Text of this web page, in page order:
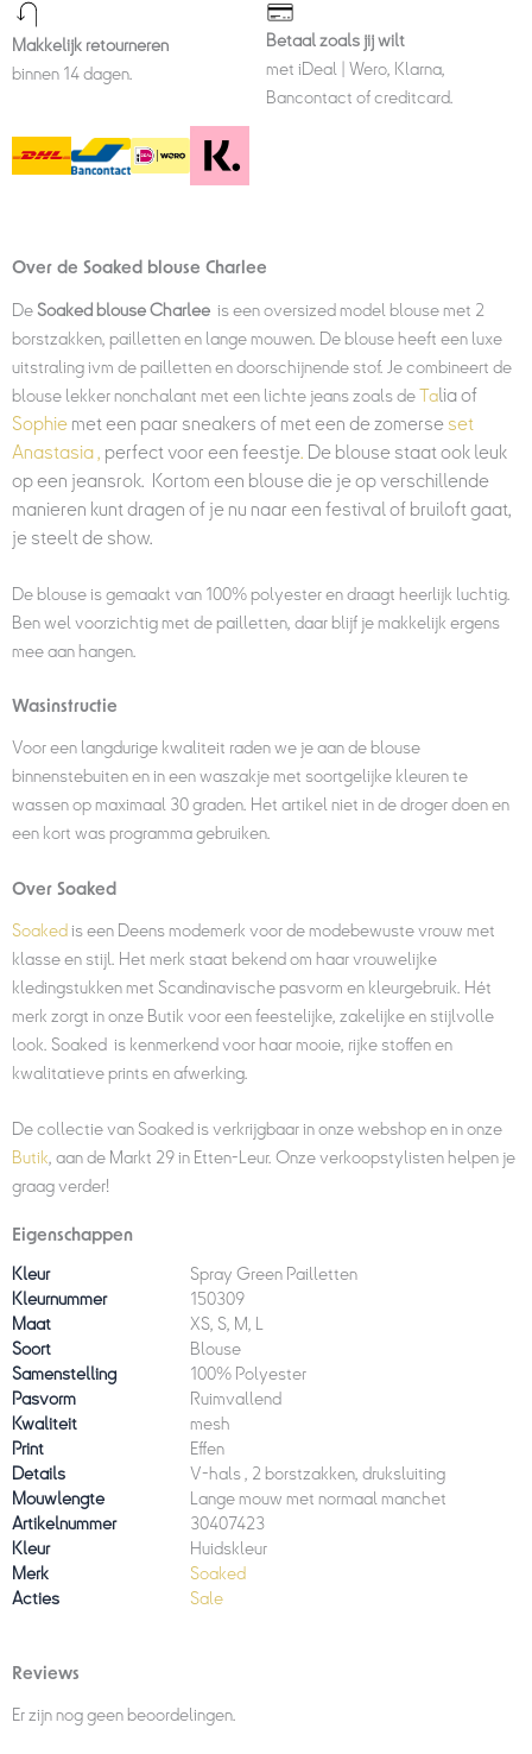
Makkelijk retourneren
binnen 14 dagen.
Betaal zoals jij wilt
met iDeal | Wero, Klarna,
Bancontact of creditcard.
Over de Soaked blouse Charlee
De Soaked blouse Charlee is een oversized model blouse met 2
borstzakken, pailletten en lange mouwen. De blouse heeft een luxe
uitstraling ivm de pailletten en doorschijnende stof. Je combineert de
blouse lekker nonchalant met een lichte jeans zoals deTalia of
Sophie met een paar sneakers of met een de zomerseset
Anastasia , perfect voor een feestje. De blouse staat ook leuk
op een jeansrok. Kortom een blouse die je op verschillende
manieren kunt dragen of je nu naar een festival of bruiloft gaat,
je steelt de show.
De blouse is gemaakt van 100% polyester en draagt heerlijk luchtig.
Ben wel voorzichtig met de pailletten, daar blijf je makkelijk ergens
mee aan hangen.
Wasinstructie
Voor een langdurige kwaliteit raden we je aan de blouse
binnenstebuiten en in een waszakje met soortgelijke kleuren te
wassen op maximaal 30 graden. Het artikel niet in de droger doen en
een kort was programma gebruiken.
Over Soaked
Soaked is een Deens modemerk voor de modebewuste vrouw met
klasse en stijl. Het merk staat bekend om haar vrouwelijke
kledingstukken met Scandinavische pasvorm en kleurgebruik. Hét
merk zorgt in onze Butik voor een feestelijke, zakelijke en stijlvolle
look. Soaked is kenmerkend voor haar mooie, rijke stoffen en
kwalitatieve prints en afwerking.
De collectie van Soaked is verkrijgbaar in onze webshop en in onze
Butik, aan de Markt 29 in Etten-Leur. Onze verkoopstylisten helpen je
graag verder!
Eigenschappen
Kleur
Spray Green Pailletten
Kleurnummer
150309
Maat
XS, S, M, L
Soort
Blouse
Samenstelling
100% Polyester
Pasvorm
Ruimvallend
Kwaliteit
mesh
Print
Effen
Details
V-hals , 2 borstzakken, druksluiting
Mouwlengte
Lange mouw met normaal manchet
Artikelnummer
30407423
Kleur
Huidskleur
Merk
Soaked
Acties
Sale
Reviews
Er zijn nog geen beoordelingen.